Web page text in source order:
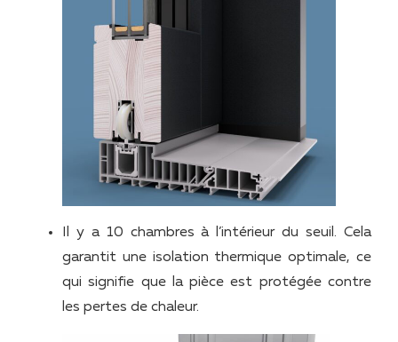
Il y a 10 chambres à l’intérieur du seuil. Cela
garantit une isolation thermique optimale, ce
qui signifie que la pièce est protégée contre
les pertes de chaleur.